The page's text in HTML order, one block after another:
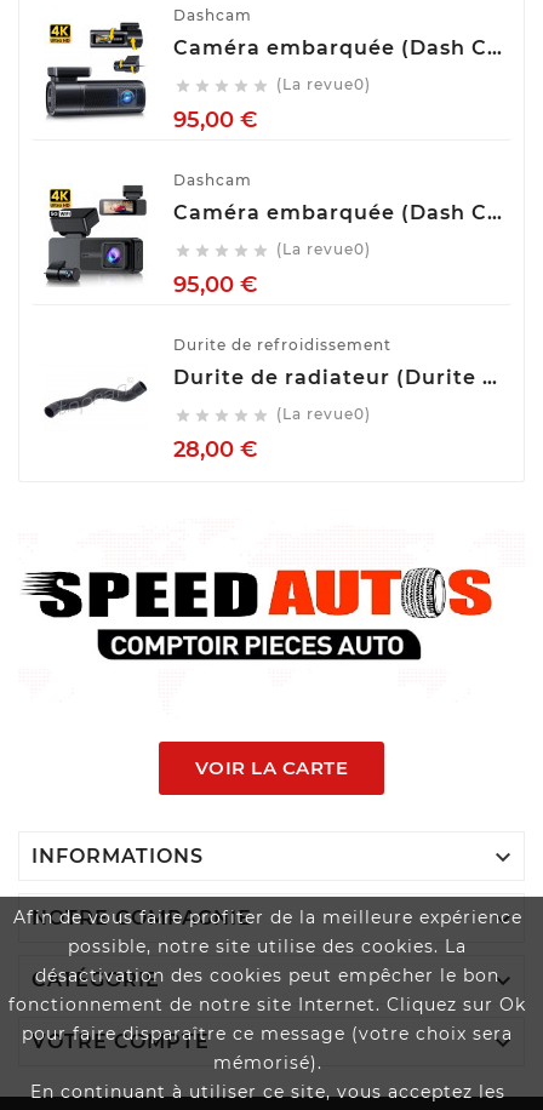
Afin de vous faire profiter de la meilleure expérience
possible, notre site utilise des cookies. La
désactivation des cookies peut empêcher le bon
fonctionnement de notre site Internet. Cliquez sur Ok
pour faire disparaître ce message (votre choix sera
mémorisé).
En continuant à utiliser ce site, vous acceptez les
Dashcam
Caméra embarquée (Dash Cam) Avant Arrière GKU D900
     (La revue0)
95,00 €Prix
Dashcam
Caméra embarquée (Dash Cam) Avant Arrière GKU D700
     (La revue0)
95,00 €Prix
Durite de refroidissement
Durite de radiateur (Durite de refroidissement) TOPRAN 407 996
     (La revue0)
28,00 €Prix
VOIR LA CARTE
INFORMATIONS 
NOTRE COMPAGNIE 
CATÉGORIE 
VOTRE COMPTE 